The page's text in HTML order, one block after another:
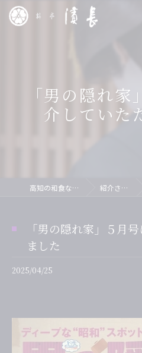
「男の隠れ
介していた
高知の和食なら料亭 濱長 紹介されました
「男の隠れ家」５月
ました
2025/04/25